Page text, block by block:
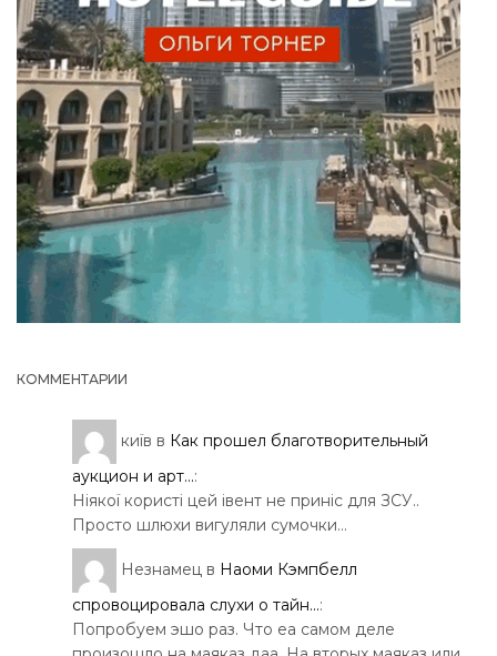
КОММЕНТАРИИ
київ в Как прошел благотворительный
аукцион и арт...:
Ніякої користі цей івент не приніс для ЗСУ..
Просто шлюхи вигуляли сумочки…
Незнамец в Наоми Кэмпбелл
спровоцировала слухи о тайн...:
Попробуем эшо раз. Что еа самом деле